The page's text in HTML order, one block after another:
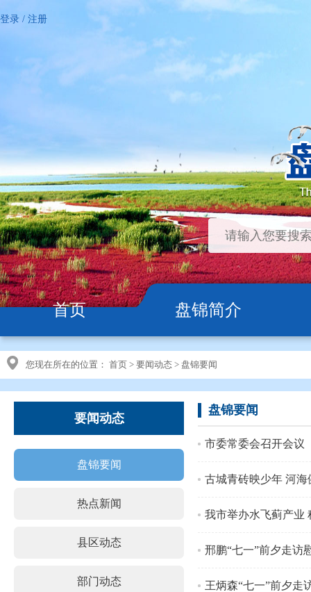
登录 / 注册
首页 盘锦简介
您现在所在的位置： 首页 > 要闻动态 > 盘锦要闻
要闻动态
盘锦要闻
热点新闻
县区动态
部门动态
盘锦要闻
市委常委会召开会议
古城青砖映少年 河海
我市举办水飞蓟产业
邢鹏“七一”前夕走访
王炳森“七一”前夕走